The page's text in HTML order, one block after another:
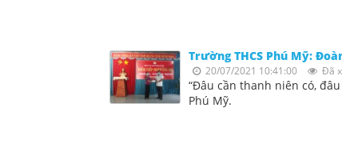
Trường THCS Phú Mỹ:
20/07/2021 10:41:00 Đã
“Đâu cần thanh niên có,
Phú Mỹ.